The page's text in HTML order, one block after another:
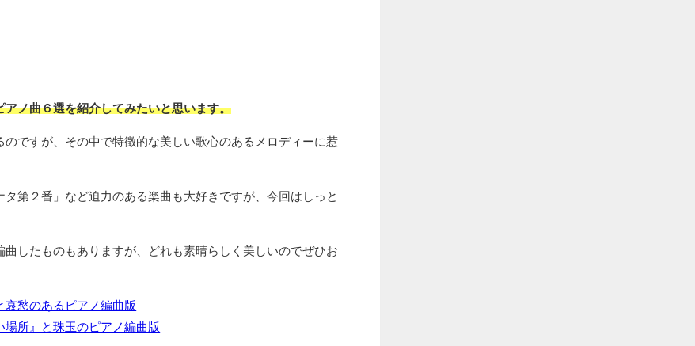
ノ曲６選を紹介してみたいと思います。
ですが、その中で特徴的な美しい歌心のあるメロディーに惹
タ第２番」など迫力のある楽曲も大好きですが、今回はしっと
したものもありますが、どれも素晴らしく美しいのでぜひお
哀愁のあるピアノ編曲版
所』と珠玉のピアノ編曲版